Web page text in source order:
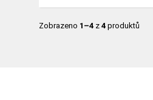
Zobrazeno 1–4 z 4 produktů